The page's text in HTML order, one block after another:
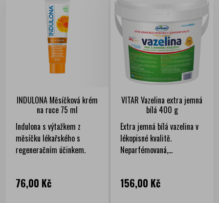
INDULONA Měsíčková krém
na ruce 75 ml
Indulona s výtažkem z
měsíčku lékařského s
regeneračním účinkem.
Cena
76,00 Kč
VITAR Vazelina extra jemná
bílá 400 g
Extra jemná bílá vazelina v
lékopisné kvalitě.
Neparfémovaná,...
Cena
156,00 Kč